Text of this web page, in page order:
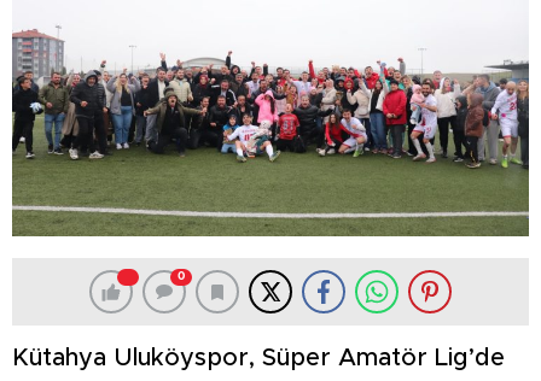
0
Kütahya Uluköyspor, Süper Amatör Lig’de